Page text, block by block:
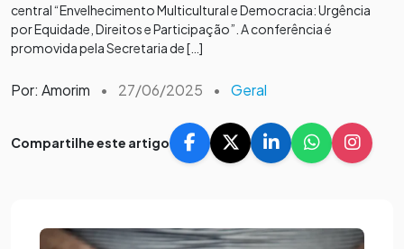
central “Envelhecimento Multicultural e Democracia: Urgência
por Equidade, Direitos e Participação”. A conferência é
promovida pela Secretaria de […]
Por: Amorim • 27/06/2025 • Geral
Compartilhe este artigo